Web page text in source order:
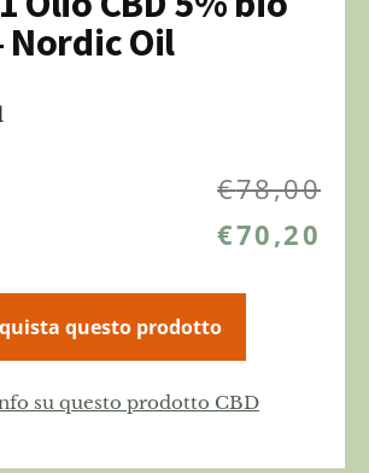
Nordic Oil
€78,00
€70,20
questo prodotto
su questo prodotto CBD